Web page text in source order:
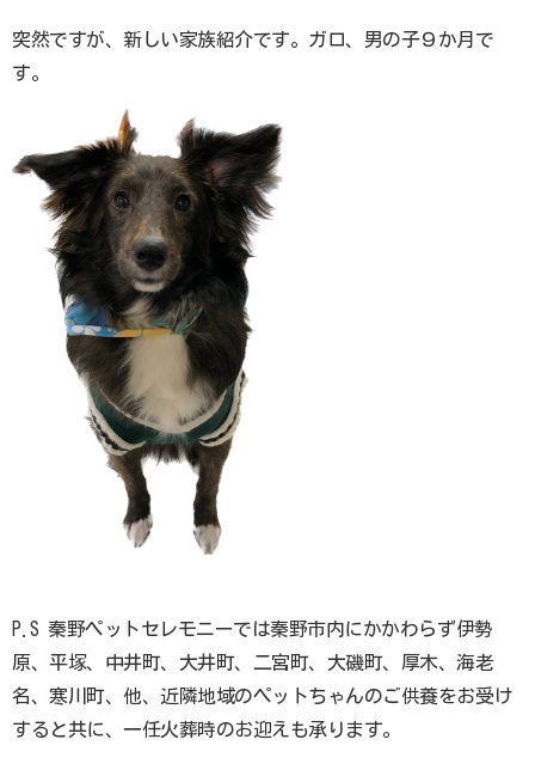
Home
秦野ペットセレモニーとは
料金プラン
ペットが亡くなったら
納骨について
思い出をカタチに
お問い合わせ
突然ですが、新しい家族紹介です。ガロ、男の子９か月で
す。
P.S 秦野ペットセレモニーでは秦野市内にかかわらず伊勢
原、平塚、中井町、大井町、二宮町、大磯町、厚木、海老
名、寒川町、他、近隣地域のペットちゃんのご供養をお受け
すると共に、一任火葬時のお迎えも承ります。